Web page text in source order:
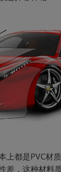
上都是PVC材
差，这种材料